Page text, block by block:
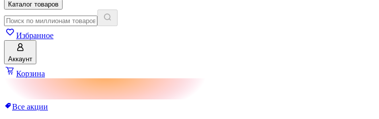
Каталог товаров
Избранное
Аккаунт
Корзина
Все акции